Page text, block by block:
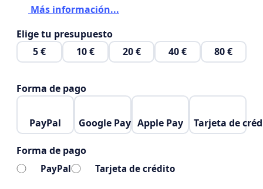
Más información...
Elige tu presupuesto
5 €
10 € 20 € 40 € 80 €
Forma de pago
PayPal Google Pay Apple Pay Tarjeta de
Forma de pago
PayPal Tarjeta de crédito